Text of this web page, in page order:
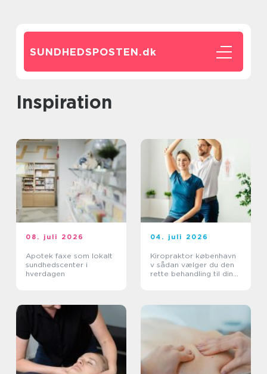
SUNDHEDSPOSTEN.dk
inspiration
08. juli 2026
Apotek faxe som lokalt
sundhedscenter i
hverdagen
04. juli 2026
Kiropraktor københavn
v sådan vælger du den
rette behandling til dine